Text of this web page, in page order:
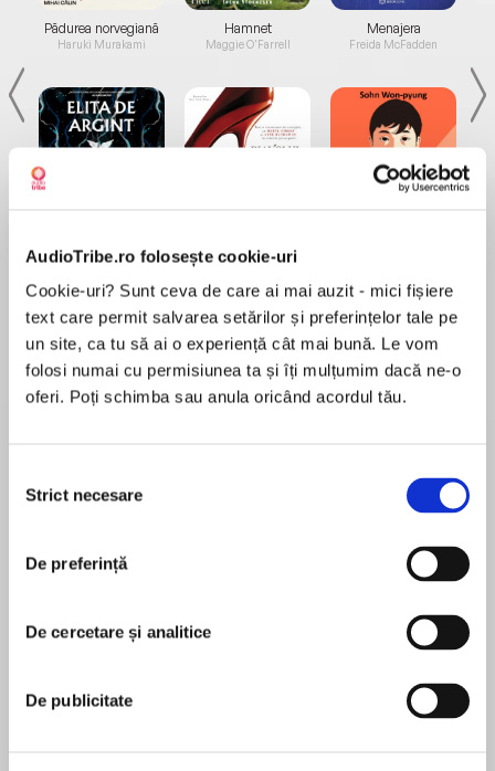
AudioTribe.ro folosește cookie-uri
Cookie-uri? Sunt ceva de care ai mai auzit - mici fișiere
text care permit salvarea setărilor și preferințelor tale pe
un site, ca tu să ai o experiență cât mai bună. Le vom
folosi numai cu permisiunea ta și îți mulțumim dacă ne-o
oferi. Poți schimba sau anula oricând acordul tău.
consimțământului
Strict necesare
De preferință
De cercetare și analitice
De publicitate
Pădurea norvegiană
Haruki Murakami
de...
Dani Francis
Hamnet
Maggie O'Farrell
la...
Lauren Weisberger
Menajera
Freida McFadden
Desprecarte
“This is a daring book, thrillingly of our moment.”
A wildly irreverent take on the coming-of-age
story that turns a search for belonging into a
school, fifteen-year-old Ziggy Klein is
confronted with an alienating social hierarchy
that hurls her into the arms of her grade’s most
radical feminists. Tormented by a burgeoning
În acest moment nu există recenzii
Lexi Freiman
Lexi Freiman is a fiction editor at George Braziller,
a publisher in New York, and a recent Columbia